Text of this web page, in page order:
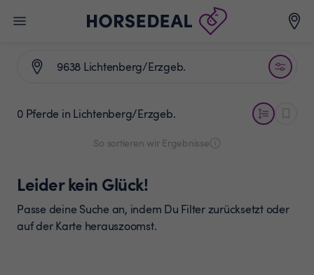
0 Pferde in Lichtenberg/Erzgeb.
So sortieren wir Ergebnisse
Leider kein Glück!
Passe deine Suche an, indem Du Filter zurücksetzt oder
auf der Karte herauszoomst.